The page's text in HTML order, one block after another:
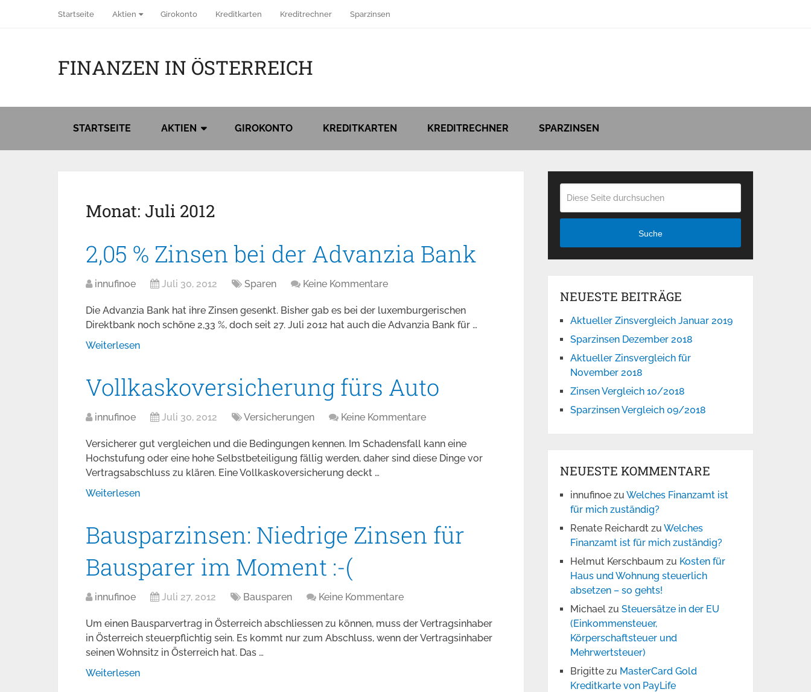
Startseite Aktien Girokonto Kreditkarten Kreditrechner Sparzinsen
FINANZEN IN ÖSTERREICH
STARTSEITE AKTIEN GIROKONTO KREDITKARTEN KREDITRECHNER SPARZINSEN
Monat: Juli 2012
2,05 % Zinsen bei der Advanzia Bank
innufinoe Juli 30, 2012 Sparen Keine Kommentare
Die Advanzia Bank hat ihre Zinsen gesenkt. Bisher gab es bei der luxemburgerischen
Direktbank noch schöne 2,33 %, doch seit 27. Juli 2012 hat auch die Advanzia Bank für …
Weiterlesen
Vollkaskoversicherung fürs Auto
innufinoe Juli 30, 2012 Versicherungen Keine Kommentare
Versicherer gut vergleichen und die Bedingungen kennen. Im Schadensfall kann eine
Hochstufung oder eine hohe Selbstbeteiligung fällig werden, daher sind diese Dinge vor
Vertragsabschluss zu klären. Eine Vollkaskoversicherung deckt …
Weiterlesen
Bausparzinsen: Niedrige Zinsen für
Bausparer im Moment :-(
innufinoe Juli 27, 2012 Bausparen Keine Kommentare
Um einen Bausparvertrag in Österreich abschliessen zu können, muss der Vertragsinhaber
in Österreich steuerpflichtig sein. Es kommt nur zum Abschluss, wenn der Vertragsinhaber
seinen Wohnsitz in Österreich hat. Das …
Weiterlesen
Suche
NEUESTE BEITRÄGE
Aktueller Zinsvergleich Januar 2019
Sparzinsen Dezember 2018
Aktueller Zinsvergleich für
November 2018
Zinsen Vergleich 10/2018
Sparzinsen Vergleich 09/2018
NEUESTE KOMMENTARE
innufinoe zuWelches Finanzamt ist
für mich zuständig?
Renate Reichardt zuWelches
Finanzamt ist für mich zuständig?
Helmut Kerschbaum zu Kosten für
Haus und Wohnung steuerlich
absetzen – so gehts!
Michael zuSteuersätze in der EU
(Einkommensteuer,
Körperschaftsteuer und
Mehrwertsteuer)
Brigitte zu MasterCard Gold
Kreditkarte von PayLife